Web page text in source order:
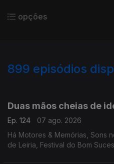
opções
899 episódios
Duas mãos cheias de
Ep. 124
07 ago. 2026
Há Motores & Memórias, Sons
de Leiria, Festival do Bom